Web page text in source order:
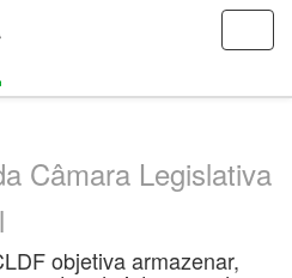
Câmara Legislativa
objetiva armazenar,